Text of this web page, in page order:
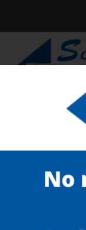
98184-5245
scanner de documentos
scanner colorido de
quanto custa scanner